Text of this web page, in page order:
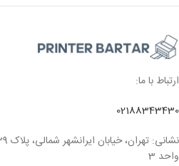
ارتباط با ما:
02188343430
واحد 3